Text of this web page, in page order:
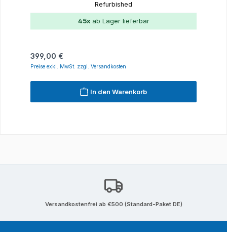
Refurbished
45xab Lager lieferbar
Regulärer Preis:
399,00 €
Preise exkl. MwSt. zzgl. Versandkosten
In den Warenkorb
Versandkostenfrei ab €500 (Standard-Paket DE)